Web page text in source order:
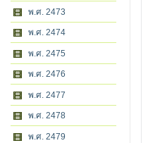
พ.ศ. 2473
พ.ศ. 2474
พ.ศ. 2475
พ.ศ. 2476
พ.ศ. 2477
พ.ศ. 2478
พ.ศ. 2479